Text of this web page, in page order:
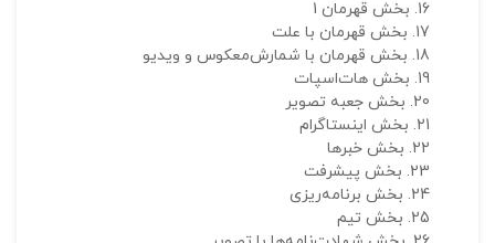
بخش قهرمان 1
بخش قهرمان با علت
بخش قهرمان با شمارش‌معکوس و ویدیو
بخش هات‌اسپات
بخش جعبه تصویر
بخش اینستاگرام
بخش خبرها
بخش پیشرفت
بخش برنامه‌ریزی
بخش تیم